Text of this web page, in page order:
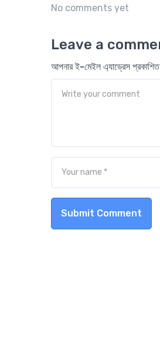
No comments yet
Leave a
আপনার ই-মেইল এ্যাড্রেস
Submit Comment